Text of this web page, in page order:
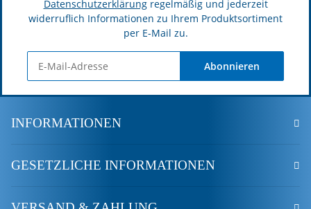
Datenschutzerklärungregelmäßig und jederzeit
widerruflich Informationen zu Ihrem Produktsortiment
per E-Mail zu.
Abonnieren
INFORMATIONEN
GESETZLICHE INFORMATIONEN